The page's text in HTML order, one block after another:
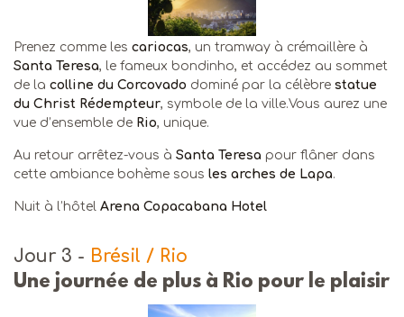
Prenez comme les cariocas, un tramway à crémaillère à
Santa Teresa, le fameux bondinho, et accédez au sommet
de la colline du Corcovado dominé par la célèbre statue
du Christ Rédempteur, symbole de la ville.Vous aurez une
vue d’ensemble de Rio, unique.
Au retour arrêtez-vous à Santa Teresa pour flâner dans
cette ambiance bohème sous les arches de Lapa.
Nuit à l’hôtel Arena Copacabana Hotel
Jour 3 - Brésil / Rio
Une journée de plus à Rio pour le plaisir